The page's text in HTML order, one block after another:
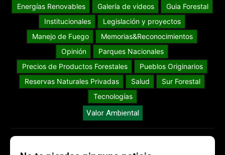
Energías Renovables
Galería de videos
Guia Forestal
Institucionales
Legislación y proyectos
Manejo de Fuego
Memorias&Reconocimientos
Opinión
Parques Nacionales
Precios de Productos Forestales
Pueblos Originarios
Reservas Naturales Privadas
Salud
Sur Forestal
Tecnologías
Valor Ambiental